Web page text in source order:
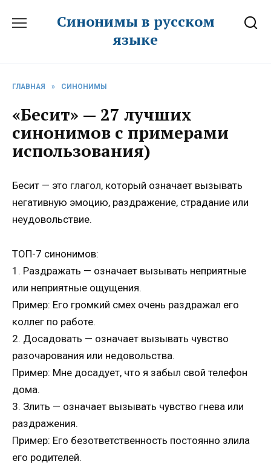
Синонимы в русском
языке
ГЛАВНАЯ » СИНОНИМЫ
«Бесит» — 27 лучших
синонимов с примерами
использования)
Бесит — это глагол, который означает вызывать
негативную эмоцию, раздражение, страдание или
неудовольствие.
ТОП-7 синонимов:
1. Раздражать — означает вызывать неприятные
или неприятные ощущения.
Пример: Его громкий смех очень раздражал его
коллег по работе.
2. Досадовать — означает вызывать чувство
разочарования или недовольства.
Пример: Мне досадует, что я забыл свой телефон
дома.
3. Злить — означает вызывать чувство гнева или
раздражения.
Пример: Его безответственность постоянно злила
его родителей.